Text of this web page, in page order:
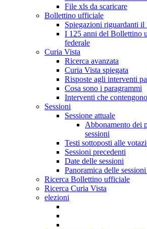
File xls da scaricare
Bollettino ufficiale
Spiegazioni riguardanti
I 125 anni del Bollettino
federale
Curia Vista
Ricerca avanzata
Curia Vista spiegata
Risposte agli interventi
Cosa sono i paragrammi
Interventi che
Sessioni
Sessione attuale
Abbonamento dei
sessioni
Testi sottoposti alle
Sessioni precedenti
Date delle sessioni
Panoramica delle
Ricerca Bollettino ufficiale
Ricerca Curia Vista
elezioni